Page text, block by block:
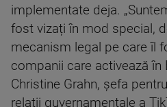
implementate deja.
fost vizați în mod special,
mecanism legal pe care îl
companii care activează în
Christine Grahn, șefa
relații guvernamentale a